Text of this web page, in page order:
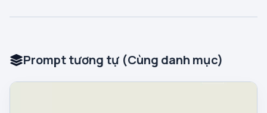
Prompt tương tự (Cùng danh mục)